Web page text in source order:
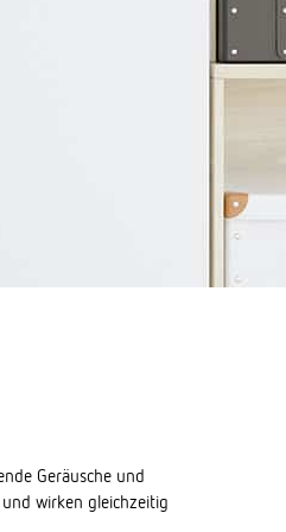
Geräusche und
wirken gleichzeitig